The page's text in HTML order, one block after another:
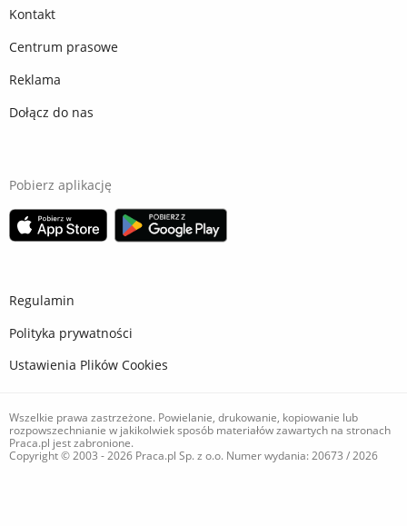
Kontakt
Centrum prasowe
Reklama
Dołącz do nas
Pobierz aplikację
Regulamin
Polityka prywatności
Ustawienia Plików Cookies
Wszelkie prawa zastrzeżone. Powielanie, drukowanie, kopiowanie lub
rozpowszechnianie w jakikolwiek sposób materiałów zawartych na stronach
Praca.pl jest zabronione.
Copyright © 2003 - 2026 Praca.pl Sp. z o.o. Numer wydania: 20673 / 2026